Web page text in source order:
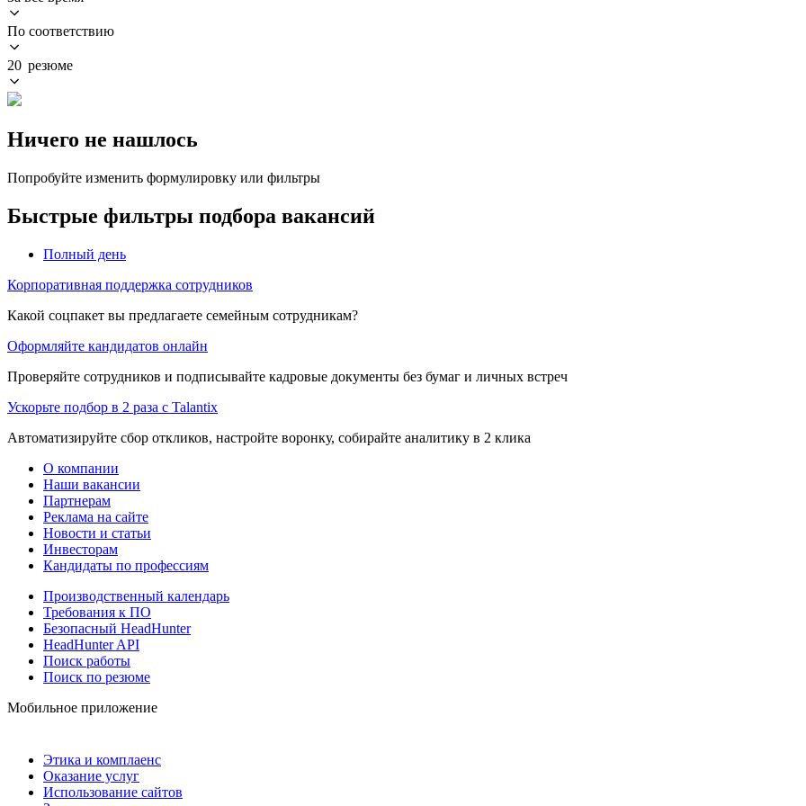
По соответствию
20 резюме
Ничего не нашлось
Попробуйте изменить формулировку или фильтры
Быстрые фильтры подбора вакансий
Полный день
Корпоративная поддержка сотрудников
Какой соцпакет вы предлагаете семейным сотрудникам?
Оформляйте кандидатов онлайн
Проверяйте сотрудников и подписывайте кадровые документы без бумаг и личных встреч
Ускорьте подбор в 2 раза с Talantix
Автоматизируйте сбор откликов, настройте воронку, собирайте аналитику в 2 клика
О компании
Наши вакансии
Партнерам
Реклама на сайте
Новости и статьи
Инвесторам
Кандидаты по профессиям
Производственный календарь
Требования к ПО
Безопасный HeadHunter
HeadHunter API
Поиск работы
Поиск по резюме
Мобильное приложение
Этика и комплаенс
Оказание услуг
Использование сайтов